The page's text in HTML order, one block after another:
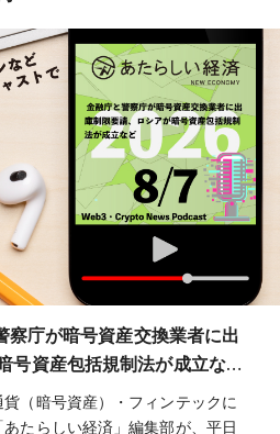
察庁が暗号資産交換業者に出
号資産包括規制法が成立な…
（暗号資産）・フィンテックに
たらしい経済」編集部が、平日